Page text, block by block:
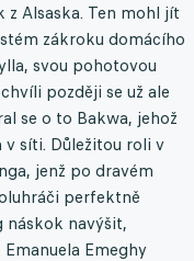
Alsaska. Ten mohl jít
zákroku domácího
svou pohotovou
později se už ale
se o to Bakwa, jehož
v síti. Důležitou roli v
jenž po dravém
perfektně
náskok navýšit,
Emeghy